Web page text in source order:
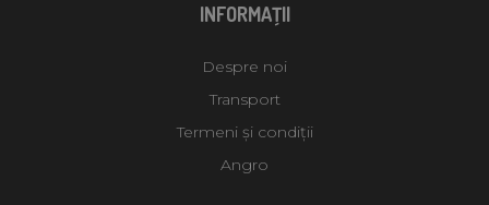
INFORMAŢII
Despre noi
Transport
Termeni și condiții
Angro